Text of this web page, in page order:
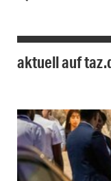
aktuell auf